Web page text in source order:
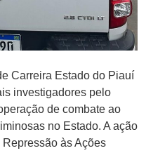
Carreira Estado do Piauí
investigadores pelo
de combate ao
no Estado. A ação
às Ações